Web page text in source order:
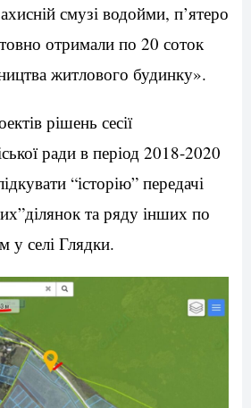
смузі водойми, п’ятеро
отримали по 20 соток
житлового будинку».
рішень сесії
ради в період 2018-2020
“історію” передачі
та ряду інших по
у селі Глядки.